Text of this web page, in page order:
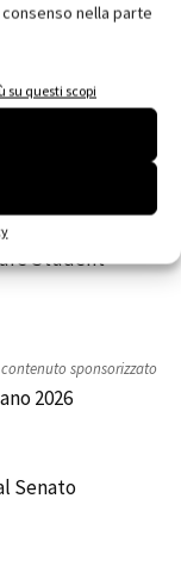
nella parte
su questi scopi
Pinterest
Student
contenuto sponsorizzato
2026
Senato